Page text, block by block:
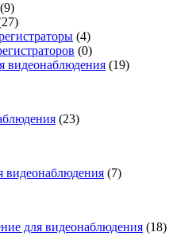
(9)
(4)
(0)
видеонаблюдения (19)
(23)
видеонаблюдения (7)
для видеонаблюдения (18)